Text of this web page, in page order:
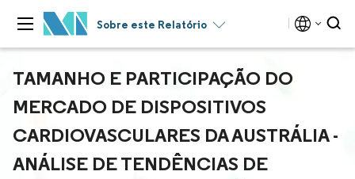
Sobre este Relatório
TAMANHO E PARTICIPAÇÃO DO
MERCADO DE DISPOSITIVOS
CARDIOVASCULARES DA AUSTRÁLIA -
ANÁLISE DE TENDÊNCIAS DE